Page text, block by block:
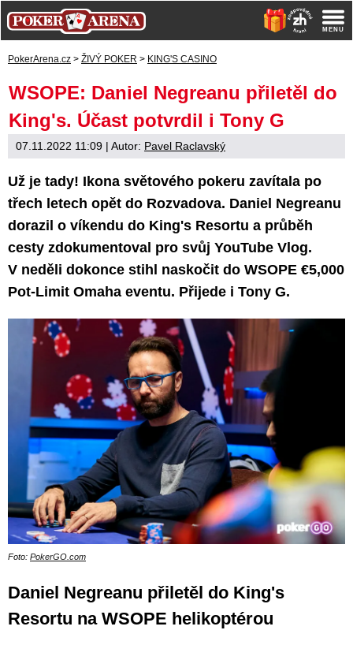
PokerArena.cz > ŽIVÝ POKER > KING'S CASINO
WSOPE: Daniel Negreanu přiletěl do
King's. Účast potvrdil i Tony G
07.11.2022 11:09 | Autor: Pavel Raclavský
Už je tady! Ikona světového pokeru zavítala po
třech letech opět do Rozvadova. Daniel Negreanu
dorazil o víkendu do King's Resortu a průběh
cesty zdokumentoval pro svůj YouTube Vlog.
V neděli dokonce stihl naskočit do WSOPE €5,000
Pot-Limit Omaha eventu. Přijede i Tony G.
Foto: PokerGO.com
Daniel Negreanu přiletěl do King's
Resortu na WSOPE helikoptérou